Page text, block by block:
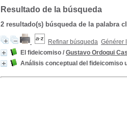
Resultado de la búsqueda
2 resultado(s) búsqueda de la palabra
Refinar búsqueda Générer
El fideicomiso / Gustavo Ordoqui
Análisis conceptual del fideicomiso